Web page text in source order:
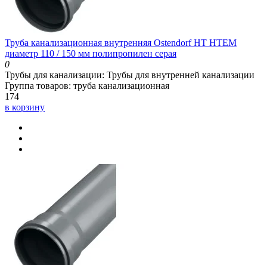
Труба канализационная внутренняя Ostendorf HT HTEM
диаметр 110 / 150 мм полипропилен серая
0
Трубы для канализации: Трубы для внутренней канализации
Группа товаров: труба канализационная
174
в корзину